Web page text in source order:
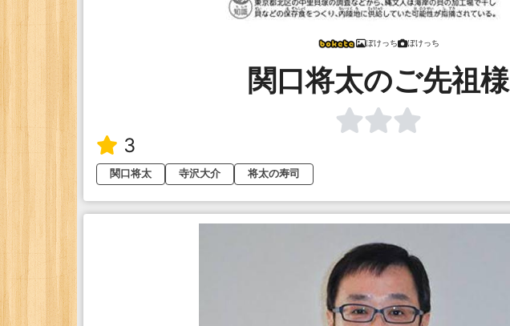
ぼけっち ぼけっち
関口将太のご先祖様
3
関口将太
寺沢大介 将太の寿司